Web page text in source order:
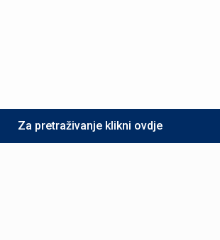
Za pretraživanje klikni ovdje